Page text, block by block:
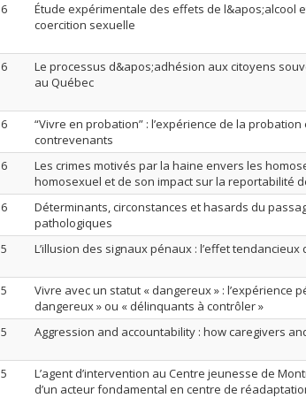
Étude expérimentale des effets de l&apos;alcool
coercition sexuelle
Le processus d&apos;adhésion aux citoyens
au Québec
“Vivre en probation” : l’expérience de la
contrevenants
Les crimes motivés par la haine envers les
homosexuel et de son impact sur la reportabilité
Déterminants, circonstances et hasards du
pathologiques
L’illusion des signaux pénaux : l’effet
Vivre avec un statut « dangereux » : l’expérience
dangereux » ou « délinquants à contrôler »
Aggression and accountability : how caregivers
L’agent d’intervention au Centre jeunesse de
d’un acteur fondamental en centre de